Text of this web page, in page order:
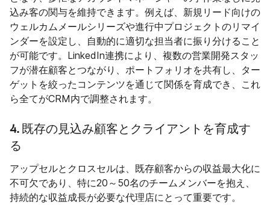
込み客の関与を維持できます。例えば、新規リード向けの
ウェルカムメールシリーズや進行中プロジェクトのリマイ
ンダーを設定し、自動的に適切な担当者に振り分けること
が可能です。LinkedIn連携により、複数の営業開発スタッ
フが潜在顧客とつながり、ポートフォリオを共有し、ター
ゲットを絞ったコンテンツを通じて関係を育成でき、これ
ら全てがCRM内で調整されます。
4. 既存の見込み顧客とクライアントを育成す
る
アップセルとクロスセルは、既存顧客からの収益最大化に
不可欠であり、特に20～50名のチームメンバーを抱え、
持続的な収益成長が必要な代理店にとって重要です。